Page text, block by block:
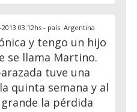
2013 03:12hs - país: Argentina
y tengo un hijo
se llama Martino.
tuve una
quinta semana y al
la pérdida